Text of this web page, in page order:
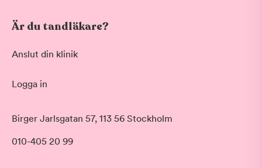
Datum
Tid på dagen
Morgon
Förmiddag
Är du tandläkare?
Anslut din klinik
Logga in
Birger Jarlsgatan 57, 113 56 Stockholm
010-405 20 99